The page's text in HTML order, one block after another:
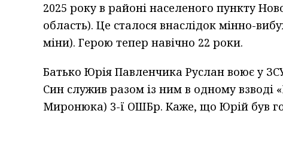
2025 року в районі населеного пункту
область). Це сталося внаслідок мінно-
міни). Герою тепер навічно 22 роки.
Батько Юрія Павленчика Руслан воює у
Син служив разом із ним в одному взводі
Миронюка) 3-ї ОШБр. Каже, що Юрій був